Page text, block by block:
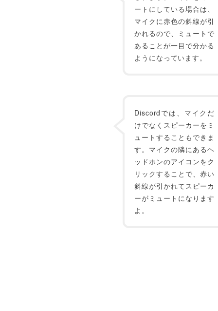
ートにしている場合は、
マイクに赤色の斜線が引
かれるので、ミュートで
あることが一目で分かる
ようになっています。
Discordでは、マイクだ
けでなくスピーカーをミ
ュートすることもできま
す。マイクの隣にあるヘ
ッドホンのアイコンをク
リックすることで、赤い
斜線が引かれてスピーカ
ーがミュートになります
よ。